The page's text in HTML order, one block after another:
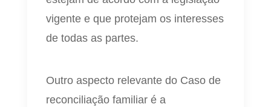
vigente e que protejam os interesses
de todas as partes.
Outro aspecto relevante do Caso de
reconciliação familiar é a